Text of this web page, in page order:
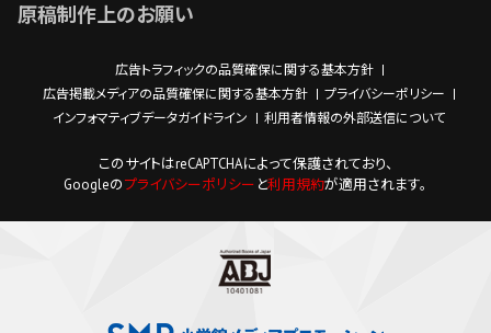
原稿制作上のお願い
広告トラフィックの品質確保に関する基本方針
広告掲載メディアの品質確保に関する基本方針
プライバシーポリシー
インフォマティブデータガイドライン
利用者情報の外部送信について
このサイトはreCAPTCHAによって保護されており、
Googleのプライバシーポリシー と利用規約が適用されます。